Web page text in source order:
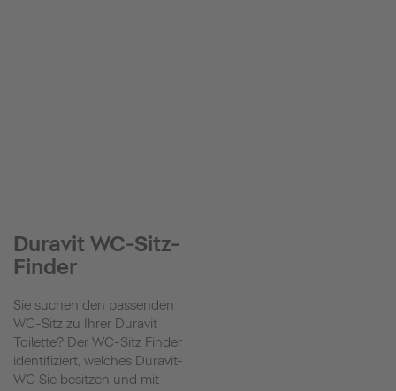
Duravit WC-Sitz-
Finder
Sie suchen den passenden
WC-Sitz zu Ihrer Duravit
Toilette? Der WC-Sitz Finder
identifiziert, welches Duravit-
WC Sie besitzen und mit